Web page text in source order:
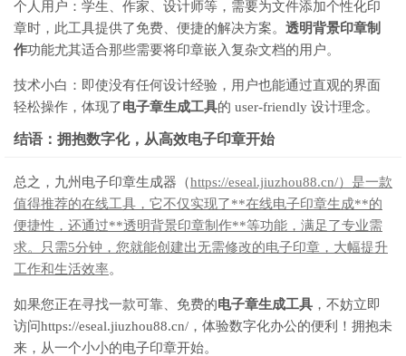
个人用户：学生、作家、设计师等，需要为文件添加个性化印
章时，此工具提供了免费、便捷的解决方案。 透明背景印章制
作功能尤其适合那些需要将印章嵌入复杂文档的用户。
技术小白：即使没有任何设计经验，用户也能通过直观的界面
轻松操作，体现了电子章生成工具的 user-friendly 设计理念。
结语：拥抱数字化，从高效电子印章开始
总之，九州电子印章生成器（https://eseal.jiuzhou88.cn/）是一款
值得推荐的在线工具，它不仅实现了**在线电子印章生成**的
便捷性，还通过**透明背景印章制作**等功能，满足了专业需
求。只需5分钟，您就能创建出无需修改的电子印章，大幅提升
工作和生活效率。
如果您正在寻找一款可靠、免费的电子章生成工具 ，不妨立即
访问https://eseal.jiuzhou88.cn/，体验数字化办公的便利！拥抱未
来，从一个小小的电子印章开始。